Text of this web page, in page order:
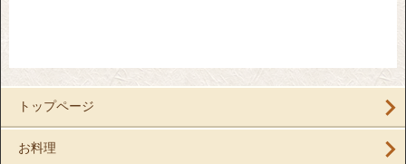
トップページ
お料理